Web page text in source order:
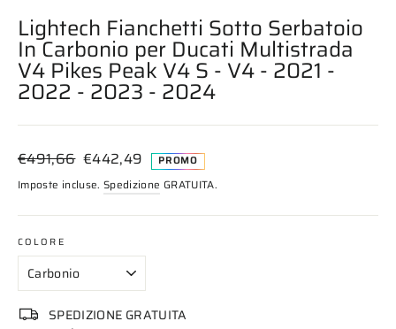
Lightech Fianchetti Sotto Serbatoio
In Carbonio per Ducati Multistrada
V4 Pikes Peak V4 S - V4 - 2021 -
2022 - 2023 - 2024
Prezzo
di
listino
€491,66 Prezzo
scontato
€442,49 PROMO
Imposte incluse. Spedizione GRATUITA.
COLORE
SPEDIZIONE GRATUITA